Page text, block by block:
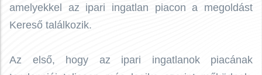
amelyekkel az ipari ingatlan piacon a megoldást
Kereső találkozik.
Az első, hogy az ipari ingatlanok piacának